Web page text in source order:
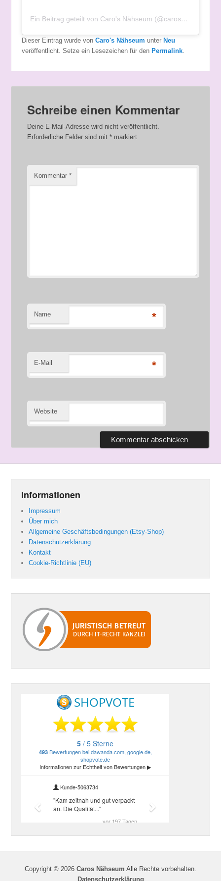
Ein Beitrag geteilt von Caro's Nähseum (@carosnaehseum)
Dieser Eintrag wurde von Caro's Nähseum unter Neu
veröffentlicht. Setze ein Lesezeichen für den Permalink.
Schreibe einen Kommentar
Deine E-Mail-Adresse wird nicht veröffentlicht.
Erforderliche Felder sind mit* markiert
Kommentar*
Name *
E-Mail *
Website
Informationen
Impressum
Über mich
Allgemeine Geschäftsbedingungen (Etsy-Shop)
Datenschutzerklärung
Kontakt
Cookie-Richtlinie (EU)
Copyright © 2026 Caros Nähseum Alle Rechte vorbehalten.
Datenschutzerklärung